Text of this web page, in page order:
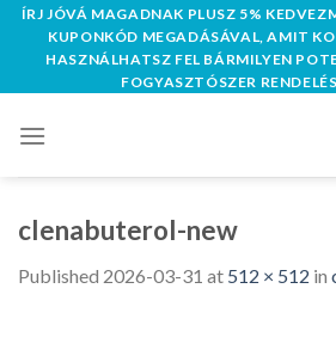
SkipÍRJ JÓVÁ MAGADNAK PLUSZ 5%
KUPONKÓD MEGADÁSÁVAL, AMIT
HASZNÁLHATSZ FEL BÁRMILYEN
FOGYASZTÓSZER
clenabuterol-new
Published 2026-03-31 at 512 × 512 in